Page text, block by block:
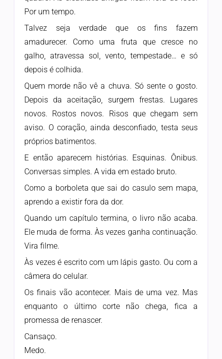
Por um tempo.
Talvez seja verdade que os fins fazem
amadurecer. Como uma fruta que cresce no
galho, atravessa sol, vento, tempestade… e só
depois é colhida.
Quem morde não vê a chuva. Só sente o gosto.
Depois da aceitação, surgem frestas. Lugares
novos. Rostos novos. Risos que chegam sem
aviso. O coração, ainda desconfiado, testa seus
próprios batimentos.
E então aparecem histórias. Esquinas. Ônibus.
Conversas simples. A vida em estado bruto.
Como a borboleta que sai do casulo sem mapa,
aprendo a existir fora da dor.
Quando um capítulo termina, o livro não acaba.
Ele muda de forma. Às vezes ganha continuação.
Vira filme.
Às vezes é escrito com um lápis gasto. Ou com a
câmera do celular.
Os finais vão acontecer. Mais de uma vez. Mas
enquanto o último corte não chega, fica a
promessa de renascer.
Cansaço.
Medo.